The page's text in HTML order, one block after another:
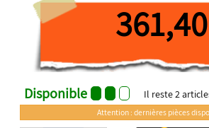
Disponible Il reste2
Attention : dernières pièces